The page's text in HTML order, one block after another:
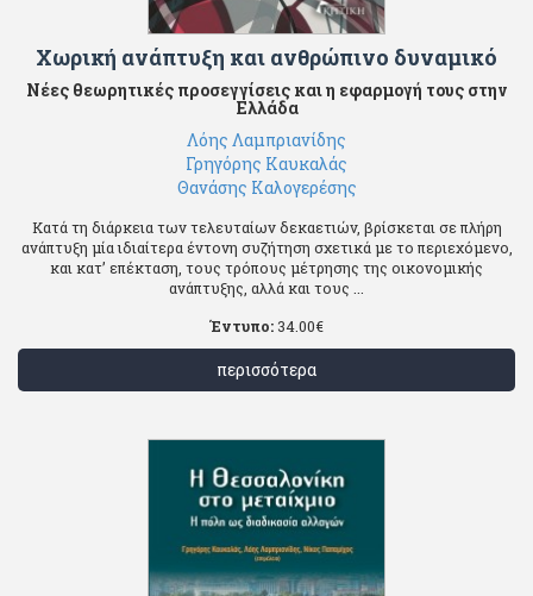
Χωρική ανάπτυξη και ανθρώπινο δυναμικό
Νέες θεωρητικές προσεγγίσεις και η εφαρμογή τους στην
Ελλάδα
Λόης Λαμπριανίδης
Γρηγόρης Καυκαλάς
Θανάσης Καλογερέσης
Κατά τη διάρκεια των τελευταίων δεκαετιών, βρίσκεται σε πλήρη
ανάπτυξη μία ιδιαίτερα έντονη συζήτηση σχετικά με το περιεχόμενο,
και κατ’ επέκταση, τους τρόπους μέτρησης της οικονομικής
ανάπτυξης, αλλά και τους ...
Έντυπο: 34.00€
περισσότερα